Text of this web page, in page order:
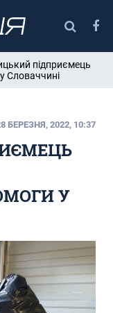
підприємець
Словаччині
БЕРЕЗНЯ, 2022, 10:37
У